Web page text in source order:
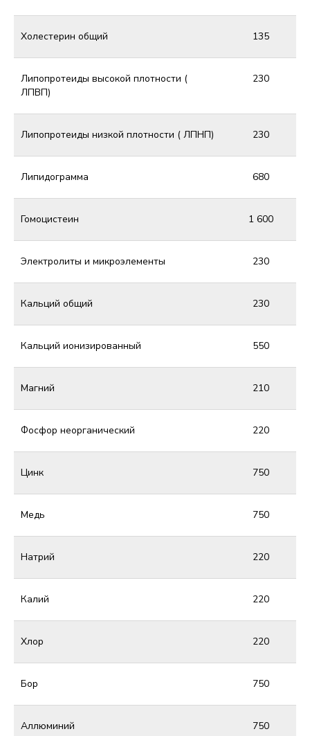
Холестерин общий 135
Липопротеиды высокой плотности (
ЛПВП)
230
Липопротеиды низкой плотности ( ЛПНП) 230
Липидограмма 680
Гомоцистеин 1 600
Электролиты и микроэлементы 230
Кальций общий 230
Кальций ионизированный 550
Магний 210
Фосфор неорганический 220
Цинк 750
Медь 750
Натрий 220
Калий 220
Хлор 220
Бор 750
Аллюминий 750